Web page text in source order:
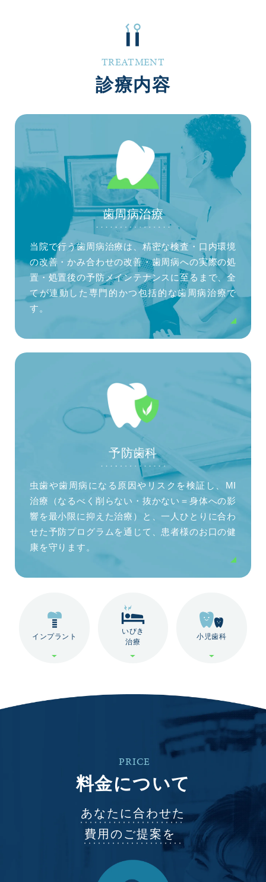
TREATMENT
診療内容
歯周病治療
当院で行う歯周病治療は、精密な検査・口内環境
の改善・かみ合わせの改善・歯周病への実際の処
置・処置後の予防メインテナンスに至るまで、全
てが連動した専門的かつ包括的な歯周病治療で
す。
予防歯科
虫歯や歯周病になる原因やリスクを検証し、MI
治療（なるべく削らない・抜かない＝身体への影
響を最小限に抑えた治療）と、一人ひとりに合わ
せた予防プログラムを通じて、患者様のお口の健
康を守ります。
インプラント
いびき
治療
小児歯科
PRICE
料金について
あなたに合わせた
費用のご提案を